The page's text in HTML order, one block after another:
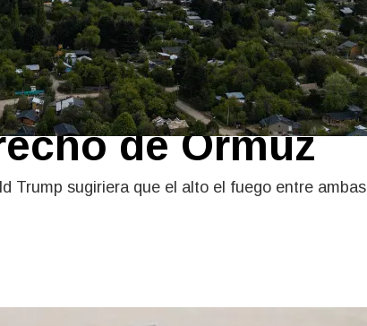
nuevos
y recrudece la
de Ormuz
Trump sugiriera que el alto el fuego entre ambas